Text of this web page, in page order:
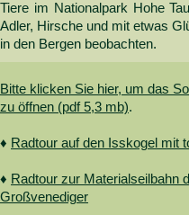
Tiere im Nationalpark Hohe
Adler, Hirsche und mit etwas
in den Bergen beobachten.
Bitte klicken Sie hier, um das
zu öffnen (pdf 5,3 mb).
♦ Radtour auf den Isskogel mit
♦ Radtour zur Materialseilbahn
Großvenediger